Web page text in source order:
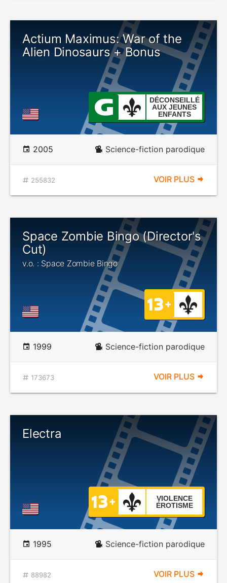
Actium Maximus: War of the
Alien Dinosaurs + Bonus
DÉCONSEILLÉ
AUX JEUNES
ENFANTS
2005 Science-fiction parodique
255832 VOIR PLUS
Space Zombie Bingo (Director's
Cut)
v.o. : Space Zombie Bingo
1999 Science-fiction parodique
173673 VOIR PLUS
Electra
VIOLENCE
ÉROTISME
1995 Science-fiction parodique
88982 VOIR PLUS